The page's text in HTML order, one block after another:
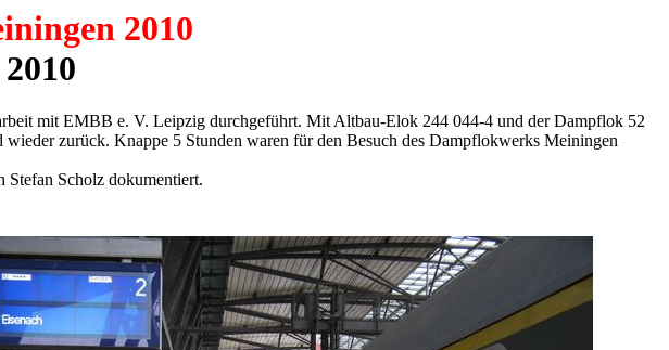
2010
mit EMBB e. V. Leipzig durchgeführt. Mit Altbau-Elok 244 044-4 und der Dampflok 52
zurück. Knappe 5 Stunden waren für den Besuch des Dampflokwerks Meiningen
Stefan Scholz dokumentiert.